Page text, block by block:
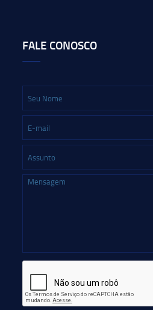
FALE CONOSCO